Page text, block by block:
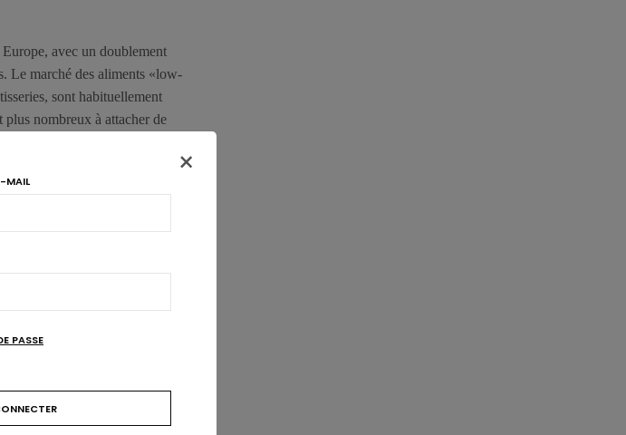
avec un doublement
Le marché des aliments «low-
sont habituellement
nombreux à attacher de
utilisés dans les régimes
leur
3 fois plus de nouveaux
représentent une source
plus en plus perçu comme
Français, 45% des Espagnols,
×
MAIL
PASSE